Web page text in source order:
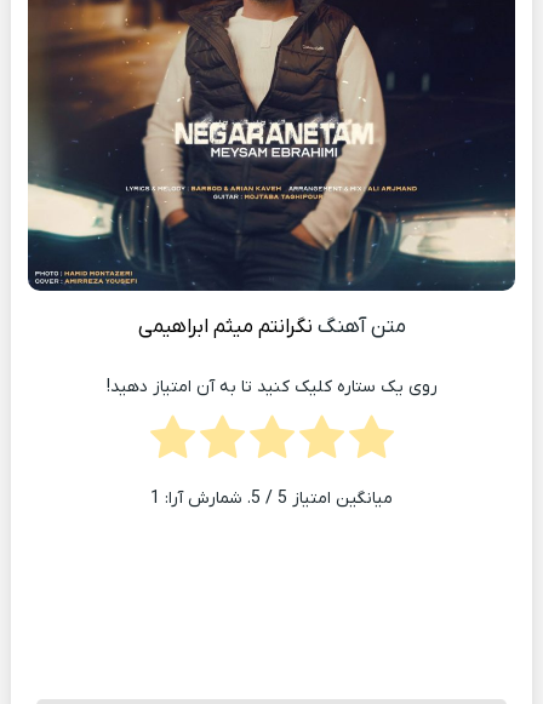
متن آهنگ نگرانتم میثم ابراهیمی
روی یک ستاره کلیک کنید تا به آن امتیاز دهید!
میانگین امتیاز 5 / 5. شمارش آرا: 1